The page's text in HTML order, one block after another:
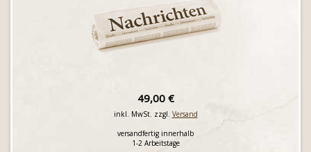
49,00 €
inkl. MwSt. zzgl. Versand
versandfertig innerhalb
1-2 Arbeitstage